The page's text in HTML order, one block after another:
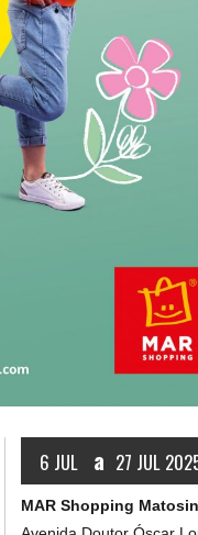
6 JUL a 27 JUL
MAR Shopping